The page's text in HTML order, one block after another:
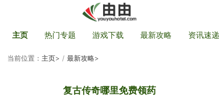
主页 热门专题 游戏下载 最新攻略 资讯速递
当前位置： 主页> 最新攻略>
复古传奇哪里免费领药